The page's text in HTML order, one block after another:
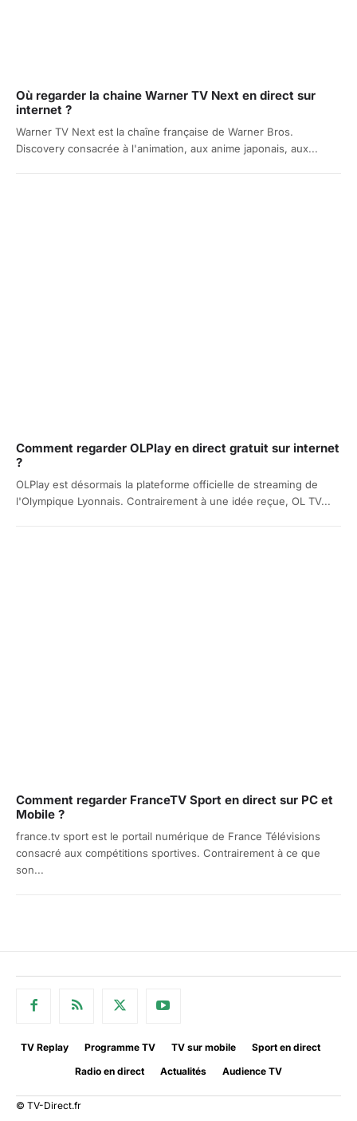
Où regarder la chaine Warner TV Next en direct sur
internet ?
Warner TV Next est la chaîne française de Warner Bros.
Discovery consacrée à l'animation, aux anime japonais, aux...
Comment regarder OLPlay en direct gratuit sur internet
?
OLPlay est désormais la plateforme officielle de streaming de
l'Olympique Lyonnais. Contrairement à une idée reçue, OL TV...
Comment regarder FranceTV Sport en direct sur PC et
Mobile ?
france.tv sport est le portail numérique de France Télévisions
consacré aux compétitions sportives. Contrairement à ce que
son...
TV Replay Programme TV TV sur mobile
Sport en direct
Radio en direct
Actualités Audience TV
© TV-Direct.fr